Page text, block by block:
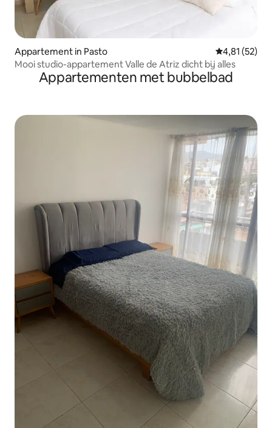
Appartement in Pasto Gemiddelde
4,81 (52)
Mooi studio-appartement Valle de Atriz dicht bij alles
Appartementen met bubbelbad